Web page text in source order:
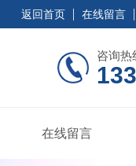
返回首页 在线留言
咨询热
在线留言